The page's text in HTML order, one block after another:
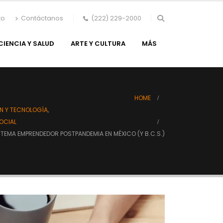
Contáctanos (222) 229-2000
Y SALUD ARTE Y CULTURA MÁS
HOME
Y TECNOLOGÍA,
EMPRENDEDOR POSTPANDEMIA EN MÉXICO (Y B.C.S.)